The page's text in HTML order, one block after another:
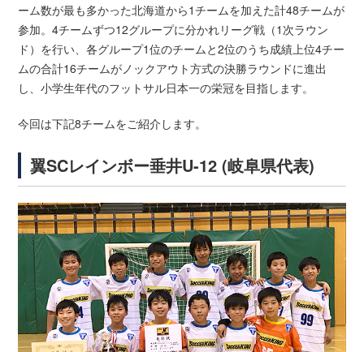
ーム数が最も多かった北海道から1チームを加えた計48チームが
参加。4チームずつ12グループに分かれリーグ戦（1次ラウン
ド）を行い、各グループ1位のチームと2位のうち成績上位4チー
ムの合計16チームがノックアウト方式の決勝ラウンドに進出
し、小学生年代のフットサル日本一の栄冠を目指します。
今回は下記8チームをご紹介します。
翼SCレインボー垂井U-12 (岐阜県代表)